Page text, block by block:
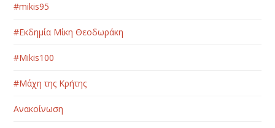
#mikis95
#Εκδημία Μίκη Θεοδωράκη
#Μikis100
#Μάχη της Κρήτης
Ανακοίνωση